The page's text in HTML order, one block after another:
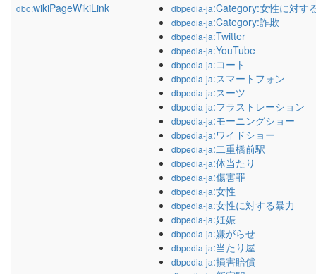
dbo:wikiPageWikiLink dbpedia-ja:Category:女性に対す
dbpedia-ja:Category:詐欺
dbpedia-ja:Twitter
dbpedia-ja:YouTube
dbpedia-ja:コート
dbpedia-ja:スマートフォン
dbpedia-ja:スーツ
dbpedia-ja:フラストレーション
dbpedia-ja:モーニングショー
dbpedia-ja:ワイドショー
dbpedia-ja:二重橋前駅
dbpedia-ja:体当たり
dbpedia-ja:傷害罪
dbpedia-ja:女性
dbpedia-ja:女性に対する暴力
dbpedia-ja:妊娠
dbpedia-ja:嫌がらせ
dbpedia-ja:当たり屋
dbpedia-ja:損害賠償